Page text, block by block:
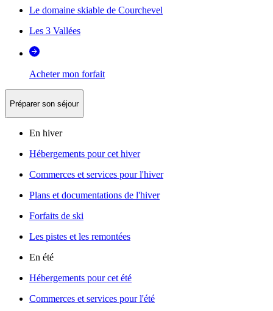
Le domaine skiable de Courchevel
Les 3 Vallées
Acheter mon forfait
Préparer son séjour
En hiver
Hébergements pour cet hiver
Commerces et services pour l'hiver
Plans et documentations de l'hiver
Forfaits de ski
Les pistes et les remontées
En été
Hébergements pour cet été
Commerces et services pour l'été